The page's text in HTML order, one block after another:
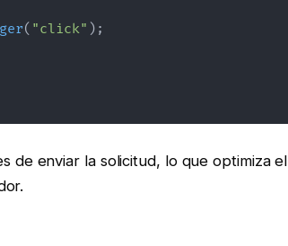
( "click" ) ;
de enviar la solicitud, lo que optimiza el